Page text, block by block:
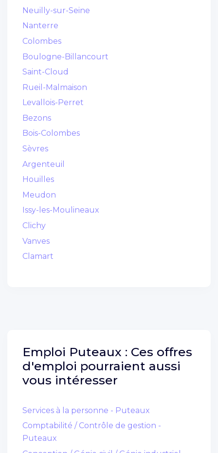
Neuilly-sur-Seine
Nanterre
Colombes
Boulogne-Billancourt
Saint-Cloud
Rueil-Malmaison
Levallois-Perret
Bezons
Bois-Colombes
Sèvres
Argenteuil
Houilles
Meudon
Issy-les-Moulineaux
Clichy
Vanves
Clamart
Emploi Puteaux : Ces offres
d'emploi pourraient aussi
vous intéresser
Services à la personne - Puteaux
Comptabilité / Contrôle de gestion -
Puteaux